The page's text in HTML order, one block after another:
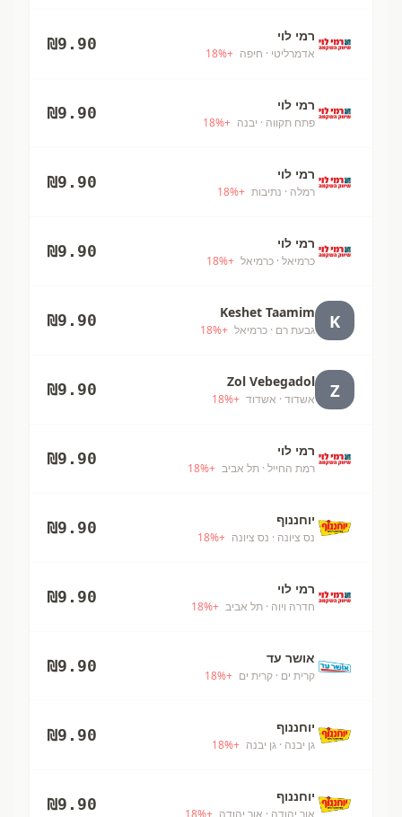
רמי לוי
אדמרליטי · חיפה +
18%
₪9.90
רמי לוי
פתח תקווה · יבנה +
18%
₪9.90
רמי לוי
רמלה · נתיבות +
18%
₪9.90
רמי לוי
כרמיאל · כרמיאל +
18%
₪9.90
K
Keshet Taamim
גבעת רם · כרמיאל +
18%
₪9.90
Z
Zol Vebegadol
אשדוד · אשדוד +
18%
₪9.90
רמי לוי
רמת החייל · תל אביב +
18%
₪9.90
יוחננוף
נס ציונה · נס ציונה +
18%
₪9.90
רמי לוי
חדרה ויוה · תל אביב +
18%
₪9.90
אושר עד
קרית ים · קרית ים +
18%
₪9.90
יוחננוף
גן יבנה · גן יבנה +
18%
₪9.90
יוחננוף
אור יהודה · אור יהודה +
18%
₪9.90